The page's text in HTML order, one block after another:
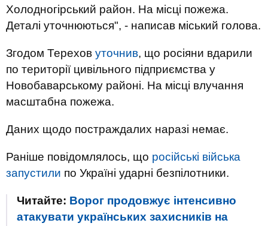
Холодногірський район. На місці пожежа.
Деталі уточнюються", - написав міський голова.
Згодом Терехов уточнив, що росіяни вдарили
по території цивільного підприємства у
Новобаварському районі. На місці влучання
масштабна пожежа.
Даних щодо постраждалих наразі немає.
Раніше повідомлялось, що російські війська
запустили по Україні ударні безпілотники.
Читайте: Ворог продовжує інтенсивно
атакувати українських захисників на